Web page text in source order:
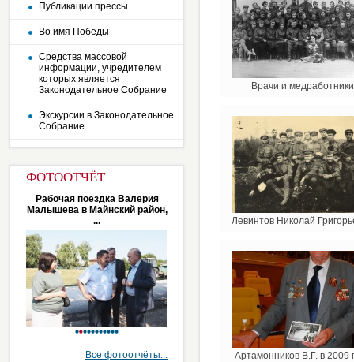
Публикации прессы
Во имя Победы
Средства массовой
информации, учредителем
которых является
Законодательное Собрание
Экскурсии в Законодательное
Собрание
ФОТООТЧЁТ
Рабочая поездка Валерия
Малышева в Майнский район,
...
Все фотоотчёты...
Врачи и медработники
Левинтов Николай
Артамонников В.Г. в 2009